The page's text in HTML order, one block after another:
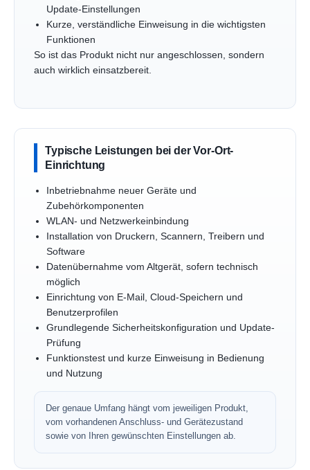
Update-Einstellungen
Kurze, verständliche Einweisung in die wichtigsten
Funktionen
So ist das Produkt nicht nur angeschlossen, sondern
auch wirklich einsatzbereit.
Typische Leistungen bei der Vor-Ort-
Einrichtung
Inbetriebnahme neuer Geräte und
Zubehörkomponenten
WLAN- und Netzwerkeinbindung
Installation von Druckern, Scannern, Treibern und
Software
Datenübernahme vom Altgerät, sofern technisch
möglich
Einrichtung von E-Mail, Cloud-Speichern und
Benutzerprofilen
Grundlegende Sicherheitskonfiguration und Update-
Prüfung
Funktionstest und kurze Einweisung in Bedienung
und Nutzung
Der genaue Umfang hängt vom jeweiligen Produkt,
vom vorhandenen Anschluss- und Gerätezustand
sowie von Ihren gewünschten Einstellungen ab.